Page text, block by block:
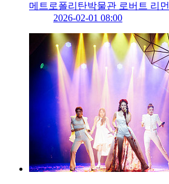
메트로폴리탄박물관 로버트 리
2026-02-01 08:00